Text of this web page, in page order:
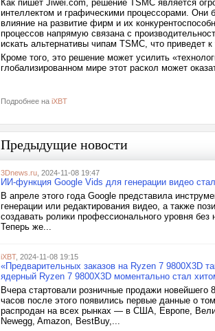
Как пишет Jiwei.com, решение TSMC является
интеллектом и графическими процессорами. Они
влияние на развитие фирм и их
процессов напрямую связана с
искать альтернативы чипам TSMC, что приведет
Кроме того, это решение может усилить
глобализированном мире этот раскол может
Подробнее на iXBT
Предыдущие новости
3Dnews.ru , 2024-11-08 19:47
ИИ-функция Google Vids для генерации видео
В апреле этого года Google представила
генерации или редактирования видео, а также
создавать ролики профессионального уровня
Теперь же...
iXBT, 2024-11-08 19:15
«Предварительных заказов на Ryzen 7 9800X3D
ядерный Ryzen 7 9800X3D моментально стал
Вчера стартовали розничные продажи новейшего
часов после этого появились первые данные о
распродан на всех рынках — в США, Европе,
Newegg, Amazon, BestBuy,...